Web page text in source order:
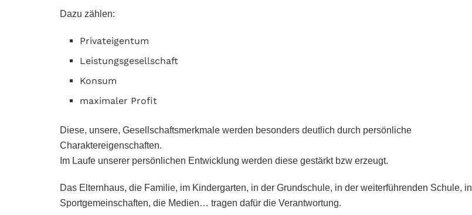
Dazu zählen:
Privateigentum
Leistungsgesellschaft
Konsum
maximaler Profit
Diese, unsere, Gesellschaftsmerkmale werden besonders deutlich durch persönliche
Charaktereigenschaften.
Im Laufe unserer persönlichen Entwicklung werden diese gestärkt bzw erzeugt.
Das Elternhaus, die Familie, im Kindergarten, in der Grundschule, in der weiterführenden Schule, in
Sportgemeinschaften, die Medien… tragen dafür die Verantwortung.